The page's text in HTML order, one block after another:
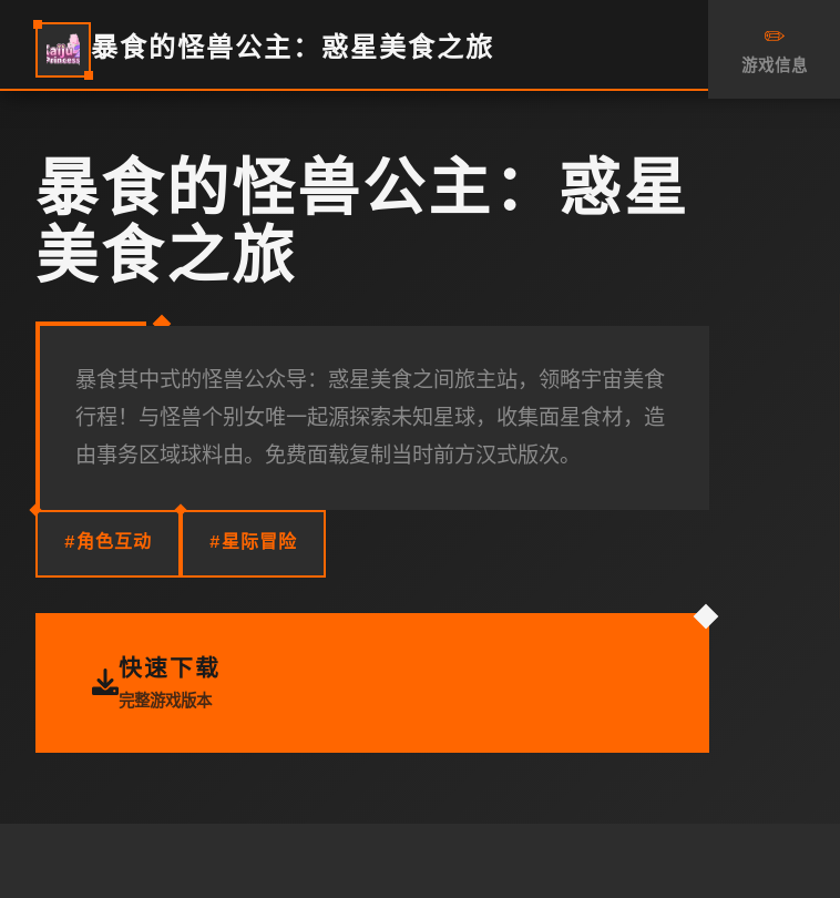
暴食的怪兽公主：惑星美食之旅 ✏️
游戏信息
暴食的怪兽公主：惑星
美食之旅
暴食其中式的怪兽公众导：惑星美食之间旅主站，领略宇宙美食
行程！与怪兽个别女唯一起源探索未知星球，收集面星食材，造
由事务区域球料由。免费面载复制当时前方汉式版次。
#角色互动 #星际冒险
快速下载
完整游戏版本